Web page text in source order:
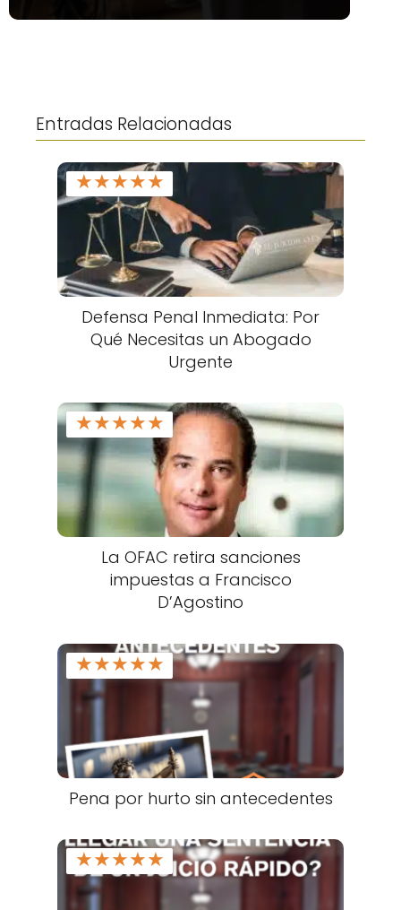
Entradas Relacionadas
★★★★★
Defensa Penal Inmediata: Por
Qué Necesitas un Abogado
Urgente
★★★★★
La OFAC retira sanciones
impuestas a Francisco
D’Agostino
★★★★★
Pena por hurto sin antecedentes
★★★★★